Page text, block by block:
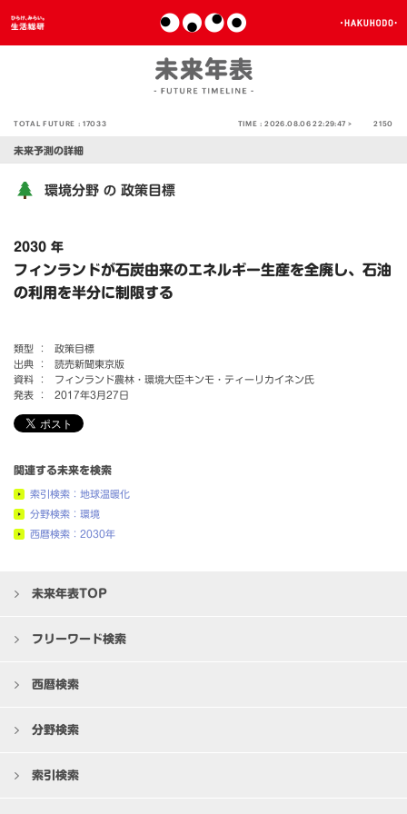
TOTAL FUTURE :17033 TIME :2026.08.06 22:29:48 > 2150
未来予測の詳細
環境分野 の 政策目標
2030 年
フィンランドが石炭由来のエネルギー生産を全廃し、石油
の利用を半分に制限する
類型 ：
政策目標
出典 ：
読売新聞東京版
資料 ：
フィンランド農林・環境大臣キンモ・ティーリカイネン氏
発表 ：
2017年3月27日
関連する未来を検索
索引検索：地球温暖化
分野検索：環境
西暦検索：2030年
未来年表TOP
フリーワード検索
西暦検索
分野検索
索引検索